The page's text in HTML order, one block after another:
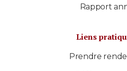
Rapport
Liens
Prendre